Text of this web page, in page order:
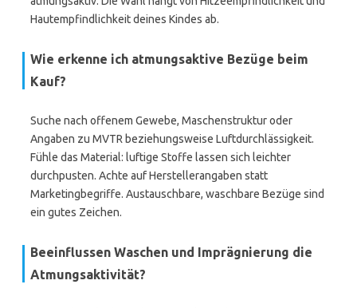
Hautempfindlichkeit deines Kindes ab.
Wie erkenne ich atmungsaktive Bezüge beim
Kauf?
Suche nach offenem Gewebe, Maschenstruktur oder
Angaben zu MVTR beziehungsweise Luftdurchlässigkeit.
Fühle das Material: luftige Stoffe lassen sich leichter
durchpusten. Achte auf Herstellerangaben statt
Marketingbegriffe. Austauschbare, waschbare Bezüge sind
ein gutes Zeichen.
Beeinflussen Waschen und Imprägnierung die
Atmungsaktivität?